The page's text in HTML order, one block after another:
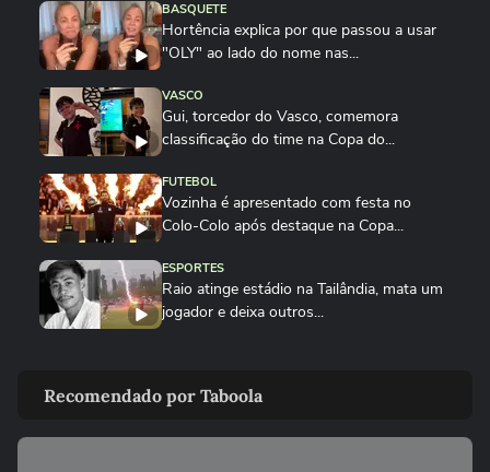
BASQUETE
Hortência explica por que passou a usar
"OLY" ao lado do nome nas...
VASCO
Gui, torcedor do Vasco, comemora
classificação do time na Copa do...
FUTEBOL
Vozinha é apresentado com festa no
Colo-Colo após destaque na Copa...
ESPORTES
Raio atinge estádio na Tailândia, mata um
jogador e deixa outros...
contra o Remo e ironiza:...
ESPORTES
Recomendado por Taboola